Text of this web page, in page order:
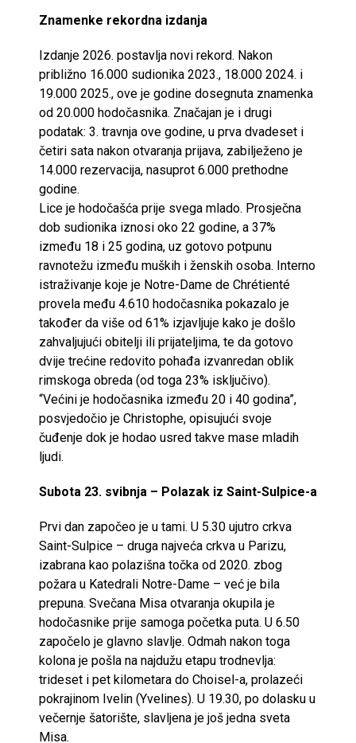
Znamenke rekordna izdanja
Izdanje 2026. postavlja novi rekord. Nakon
približno 16.000 sudionika 2023., 18.000 2024. i
19.000 2025., ove je godine dosegnuta znamenka
od 20.000 hodočasnika. Značajan je i drugi
podatak: 3. travnja ove godine, u prva dvadeset i
četiri sata nakon otvaranja prijava, zabilježeno je
14.000 rezervacija, nasuprot 6.000 prethodne
godine.
Lice je hodočašća prije svega mlado. Prosječna
dob sudionika iznosi oko 22 godine, a 37%
između 18 i 25 godina, uz gotovo potpunu
ravnotežu između muških i ženskih osoba. Interno
istraživanje koje je Notre-Dame de Chrétienté
provela među 4.610 hodočasnika pokazalo je
također da više od 61% izjavljuje kako je došlo
zahvaljujući obitelji ili prijateljima, te da gotovo
dvije trećine redovito pohađa izvanredan oblik
rimskoga obreda (od toga 23% isključivo).
“Većini je hodočasnika između 20 i 40 godina”,
posvjedočio je Christophe, opisujući svoje
čuđenje dok je hodao usred takve mase mladih
ljudi.
Subota 23. svibnja – Polazak iz Saint-Sulpice-a
Prvi dan započeo je u tami. U 5.30 ujutro crkva
Saint-Sulpice – druga najveća crkva u Parizu,
izabrana kao polazišna točka od 2020. zbog
požara u Katedrali Notre-Dame – već je bila
prepuna. Svečana Misa otvaranja okupila je
hodočasnike prije samoga početka puta. U 6.50
započelo je glavno slavlje. Odmah nakon toga
kolona je pošla na najdužu etapu trodnevlja:
trideset i pet kilometara do Choisel-a, prolazeći
pokrajinom Ivelin (Yvelines). U 19.30, po dolasku u
večernje šatorište, slavljena je još jedna sveta
Misa.